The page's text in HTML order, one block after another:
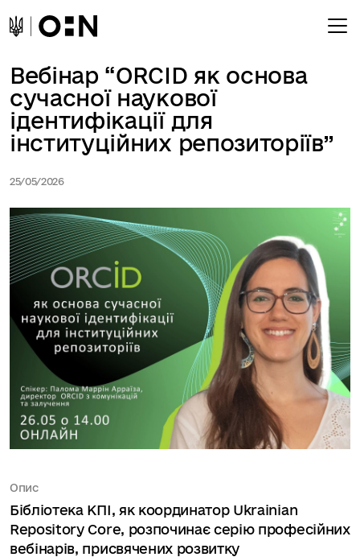
Вебінар “ORCID як основа
сучасної наукової
ідентифікації для
інституційних репозиторіїв”
25/05/2026
Опис
Бібліотека КПІ, як координатор Ukrainian
Repository Core, розпочинає серію професійних
вебінарів, присвячених розвитку